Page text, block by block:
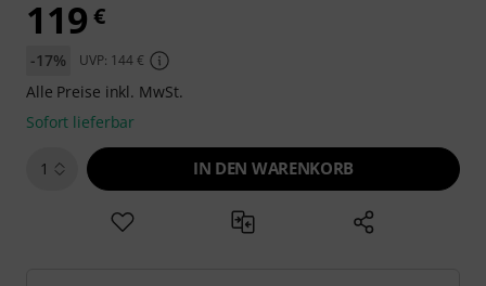
119 €
-17% UVP: 144 €
Alle Preise inkl. MwSt.
Sofort lieferbar
1 IN DEN WARENKORB